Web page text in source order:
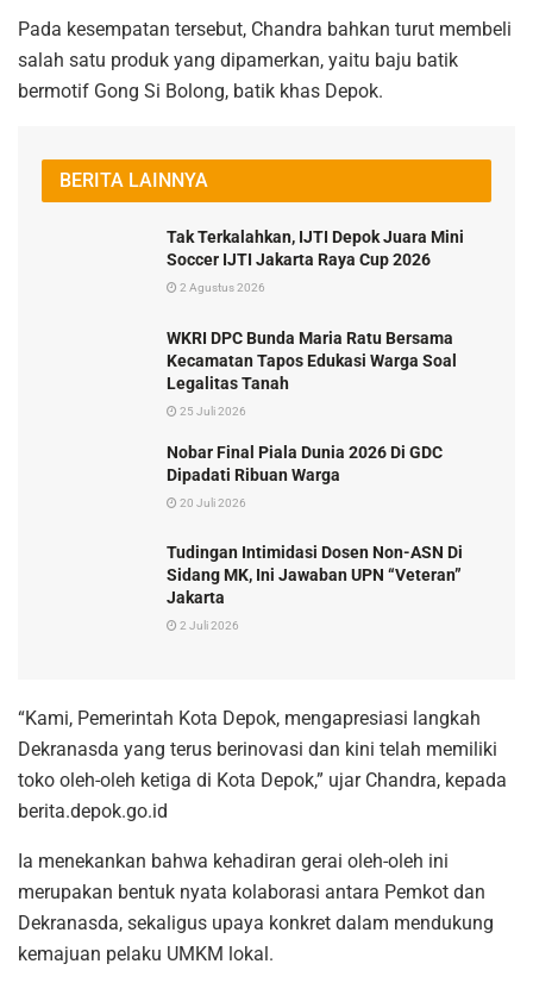
Pada kesempatan tersebut, Chandra bahkan turut membeli
salah satu produk yang dipamerkan, yaitu baju batik
bermotif Gong Si Bolong, batik khas Depok.
BERITA LAINNYA
Tak Terkalahkan, IJTI Depok Juara Mini
Soccer IJTI Jakarta Raya Cup 2026
2 Agustus 2026
WKRI DPC Bunda Maria Ratu Bersama
Kecamatan Tapos Edukasi Warga Soal
Legalitas Tanah
25 Juli 2026
Nobar Final Piala Dunia 2026 Di GDC
Dipadati Ribuan Warga
20 Juli 2026
Tudingan Intimidasi Dosen Non-ASN Di
Sidang MK, Ini Jawaban UPN “Veteran”
Jakarta
2 Juli 2026
“Kami, Pemerintah Kota Depok, mengapresiasi langkah
Dekranasda yang terus berinovasi dan kini telah memiliki
toko oleh-oleh ketiga di Kota Depok,” ujar Chandra, kepada
berita.depok.go.id
Ia menekankan bahwa kehadiran gerai oleh-oleh ini
merupakan bentuk nyata kolaborasi antara Pemkot dan
Dekranasda, sekaligus upaya konkret dalam mendukung
kemajuan pelaku UMKM lokal.